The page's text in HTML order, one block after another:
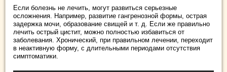
Если болезнь не лечить, могут развиться серьезные
осложнения. Например, развитие гангренозной формы, острая
задержка мочи, образование свищей и т. д. Если же правильно
лечить острый цистит, можно полностью избавиться от
заболевания. Хронический, при правильном лечении, переходит
в неактивную форму, с длительными периодами отсутствия
симптоматики.